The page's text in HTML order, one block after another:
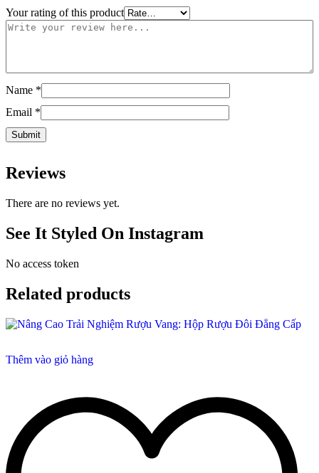
Your rating of this product
Name *
Email *
Reviews
There are no reviews yet.
See It Styled On Instagram
No access token
Related products
Thêm vào giỏ hàng